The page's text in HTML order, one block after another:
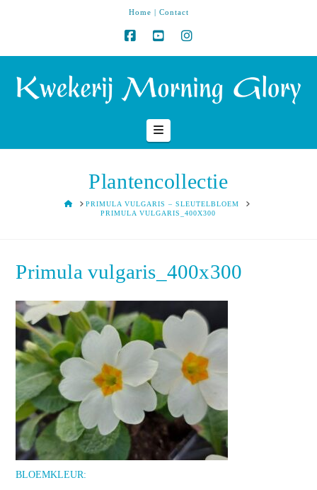
Home | Contact
Navigation
Plantencollectie
HOMEPRIMULA VULGARIS – SLEUTELBLOEM
PRIMULA VULGARIS_400X300
Primula vulgaris_400x300
BLOEMKLEUR: